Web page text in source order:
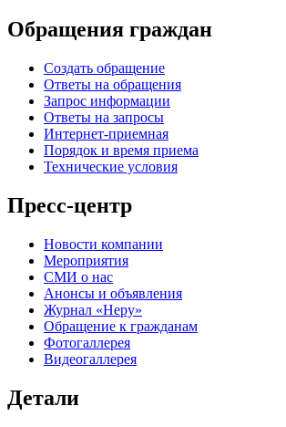
Обращения граждан
Создать обращение
Ответы на обращения
Запрос информации
Ответы на запросы
Интернет-приемная
Порядок и время приема
Технические условия
Пресс-центр
Новости компании
Мероприятия
СМИ о нас
Анонсы и объявления
Журнал «Неру»
Обращение к гражданам
Фотогаллерея
Видеогаллерея
Детали